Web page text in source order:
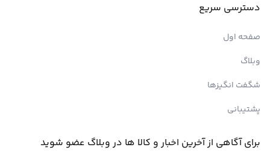
دسترسی سریع
صفحه اول
وبلاگ
شگفت انگیزها
پشتیبانی
برای آگاهی از آخرین اخبار و کالا ها در وبلاگ عضو شوید